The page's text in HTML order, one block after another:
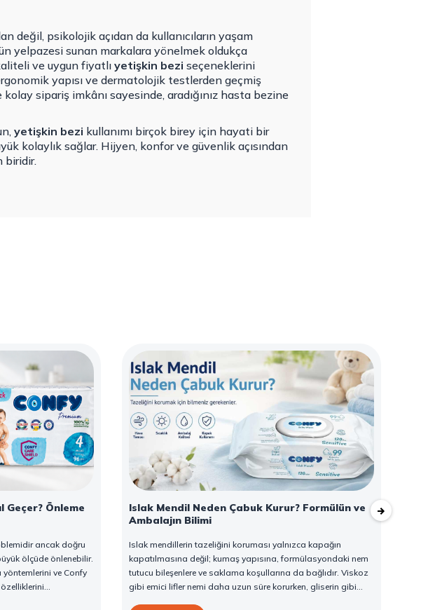
değil, psikolojik açıdan da kullanıcıların yaşam
yelpazesi sunan markalara yönelmek oldukça
ve uygun fiyatlıyetişkin bezi seçeneklerini
yapısı ve dermatolojik testlerden geçmiş
sipariş imkânı sayesinde, aradığınız hasta bezine
yetişkin bezi kullanımı birçok birey için hayati bir
kolaylık sağlar. Hijyen, konfor ve güvenlik açısından
biridir.
Geçer? Önleme
ancak doğru
ölçüde önlenebilir.
ve Confy
Islak Mendil Neden Çabuk Kurur? Formülün ve
Ambalajın Bilimi
Islak mendillerin tazeliğini koruması yalnızca kapağın
kapatılmasına değil; kumaş yapısına, formülasyondaki nem
tutucu bileşenlere ve saklama koşullarına da bağlıdır. Viskoz
gibi emici lifler nemi daha uzun süre korurken, gliserin gibi